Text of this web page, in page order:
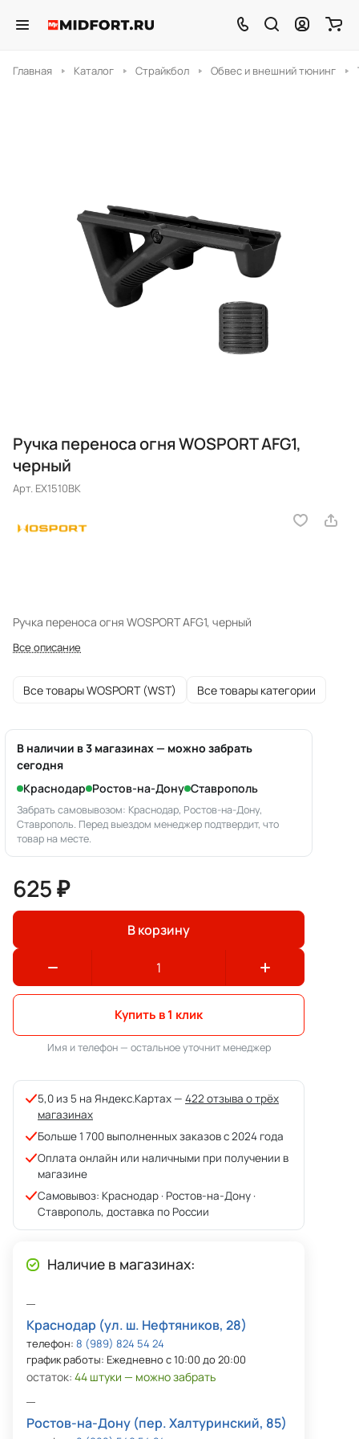
Главная Каталог Страйкбол Обвес и внешний тюнинг
Ручка переноса огня WOSPORT AFG1,
черный
Арт. EX1510BK
Ручка переноса огня WOSPORT AFG1, черный
Все описание
Все товары WOSPORT (WST) Все товары категории
В наличии в 3 магазинах — можно забрать
сегодня
Краснодар Ростов-на-Дону Ставрополь
Забрать самовывозом: Краснодар, Ростов-на-Дону,
Ставрополь. Перед выездом менеджер подтвердит, что
товар на месте.
625 ₽
В корзину
Купить в 1 клик
Имя и телефон — остальное уточнит менеджер
5,0 из 5 на Яндекс.Картах — 422 отзыва о трёх
магазинах
Больше 1 700 выполненных заказов с 2024 года
Оплата онлайн или наличными при получении в
магазине
Самовывоз: Краснодар · Ростов-на-Дону ·
Ставрополь, доставка по России
Наличие в магазинах:
Краснодар (ул. ш. Нефтяников, 28)
телефон: 8 (989) 824 54 24
график работы: Ежедневно с 10:00 до 20:00
остаток: 44 штуки — можно забрать
Ростов-на-Дону (пер. Халтуринский, 85)